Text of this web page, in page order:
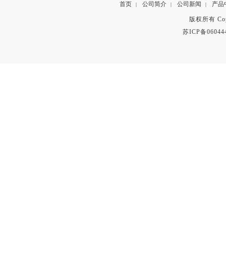
首页 | 公司简介 | 公司新闻 | 产品
版权所有
苏ICP备